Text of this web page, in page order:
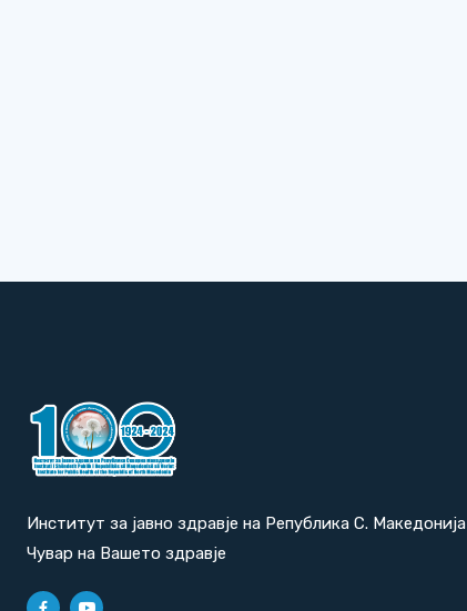
Институт за јавно здравје на Република С. Македонија
Чувар на Вашето здравје